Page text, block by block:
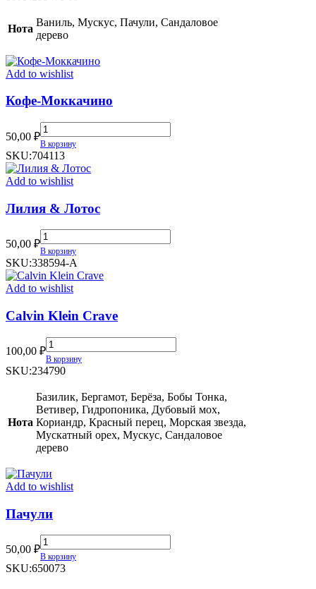
is
Us
quantity
Нота
Ваниль, Мускус, Пачули, Сандаловое
дерево
Add to wishlist
Кофе-Моккачино
50,00 ₽
Кофе-
Моккачино
quantity
В корзину
SKU:704113
Add to wishlist
Лилия & Лотос
50,00 ₽
Лилия
&
Лотос
quantity
В корзину
SKU:338594-А
Add to wishlist
Calvin Klein Crave
100,00 ₽
Calvin
Klein
Crave
В корзину
SKU:234790
Нота
Базилик, Бергамот, Берёза, Бобы Тонка,
Ветивер, Гидропоника, Дубовый мох,
Кориандр, Красный перец, Морская звезда,
Мускатный орех, Мускус, Сандаловое
дерево
Add to wishlist
Пачули
50,00 ₽
Пачули
quantity
В корзину
SKU:650073